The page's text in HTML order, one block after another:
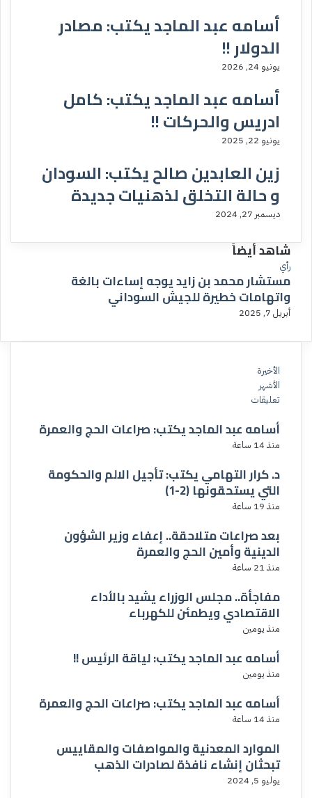
أسامه عبد الماجد يكتب: مصادر
الدولار !!
يونيو 24, 2026
أسامه عبد الماجد يكتب: كامل
ادريس والحركات !!
يونيو 22, 2025
زين العابدين صالح يكتب: السودان
و حالة التخلق لذهنيات جديدة
ديسمبر 27, 2024
شاهد أيضاً
إ
غ
ل
ا
رأي
مستشار محمد بن زايد يوجه إساءات بالغة
واتهامات خطيرة للجيش السوداني
أبريل 7, 2025
الأخيرة
الأشهر
تعليقات
أسامه عبد الماجد يكتب: صراعات الحج والعمرة
منذ 14 ساعة
د. كرار التهامي يكتب: تأجيل الالم والحكومة
التي يستحقونها (2-1)
منذ 19 ساعة
بعد صراعات متلاحقة.. إعفاء وزير الشؤون
الدينية وأمين الحج والعمرة
منذ 21 ساعة
مفاجأة.. مجلس الوزراء يشيد بالأداء
الاقتصادي ويطمئن للكهرباء
منذ يومين
أسامه عبد الماجد يكتب: لياقة الرئيس !!
منذ يومين
أسامه عبد الماجد يكتب: صراعات الحج والعمرة
منذ 14 ساعة
الموارد المعدنية والمواصفات والمقاييس
تبحثان إنشاء نافذة لصادرات الذهب
يوليو 5, 2024